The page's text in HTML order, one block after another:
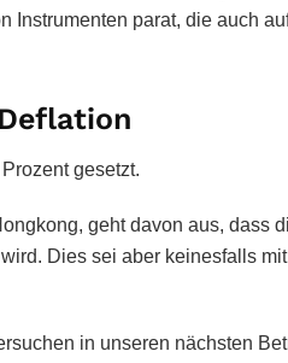
Instrumenten parat, die auch
gesetzt.
geht davon aus, dass
Dies sei aber keinesfalls
in unseren nächsten